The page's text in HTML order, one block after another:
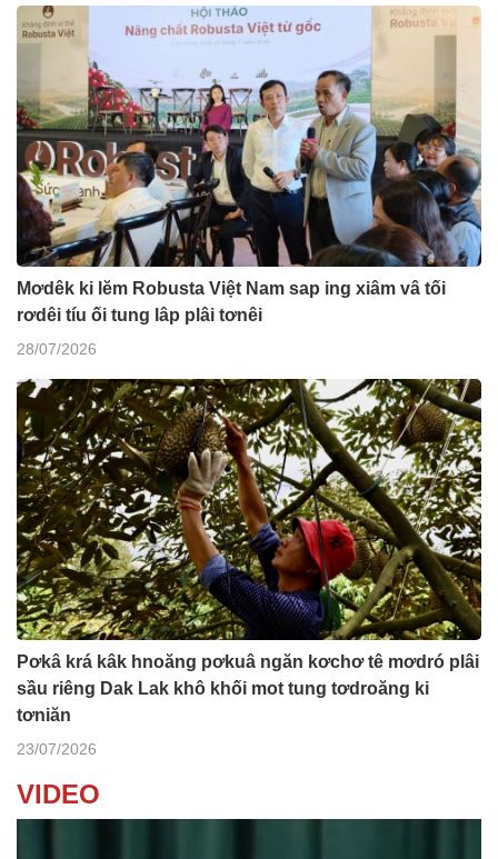
Mơdêk ki lĕm Robusta Việt Nam sap ing xiâm vâ tối
rơdêi tíu ối tung lâp plâi tơnêi
28/07/2026
Pơkâ krá kâk hnoăng pơkuâ ngăn kơchơ tê mơdró plâi
sầu riêng Dak Lak khô khối mot tung tơdroăng ki
tơniăn
23/07/2026
VIDEO